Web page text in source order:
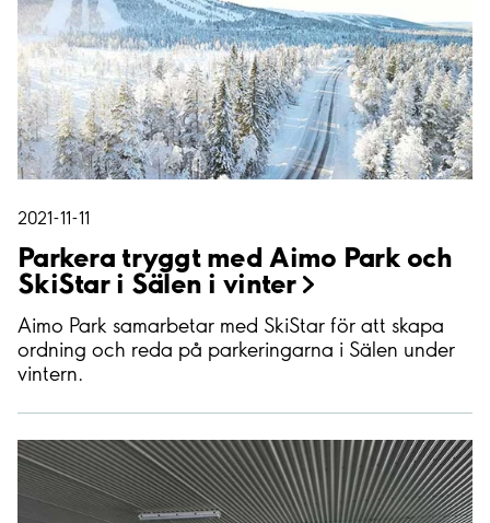
2021-11-11
Parkera tryggt med Aimo Park och
SkiStar i Sälen ivinter
Aimo Park samarbetar med SkiStar för att skapa
ordning och reda på parkeringarna i Sälen under
vintern.